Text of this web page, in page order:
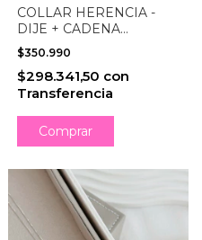
COLLAR HERENCIA -
DIJE + CADENA
ESLABÓN - PLATA 925
$350.990
$298.341,50 con
Transferencia
Comprar